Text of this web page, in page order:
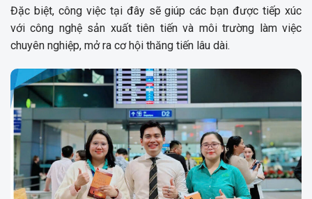
Đặc biệt, công việc tại đây sẽ giúp các bạn được tiếp xúc
với công nghệ sản xuất tiên tiến và môi trường làm việc
chuyên nghiệp, mở ra cơ hội thăng tiến lâu dài.